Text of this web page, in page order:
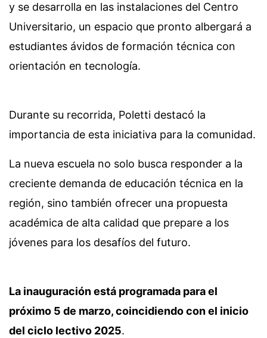
y se desarrolla en las instalaciones del Centro
Universitario, un espacio que pronto albergará a
estudiantes ávidos de formación técnica con
orientación en tecnología.
Durante su recorrida, Poletti destacó la
importancia de esta iniciativa para la comunidad.
La nueva escuela no solo busca responder a la
creciente demanda de educación técnica en la
región, sino también ofrecer una propuesta
académica de alta calidad que prepare a los
jóvenes para los desafíos del futuro.
La inauguración está programada para el
próximo 5 de marzo, coincidiendo con el inicio
del ciclo lectivo 2025.